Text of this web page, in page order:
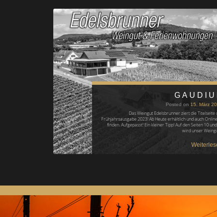
Posted on 15. März
Das Weingut Edelsbrunner ziert die Titelseite
Frühjahrsausgabe 2023! Ab Heute erhältlich und auch
finden. Aufgepasst! Ein kleiner Tipp! Auf den Seiten 10 und
wird unser